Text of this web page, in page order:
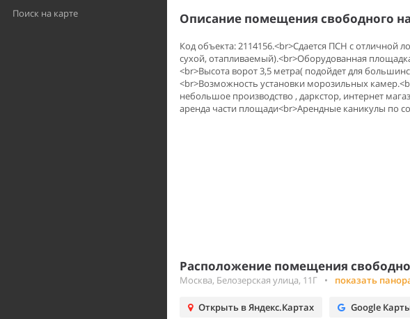
Поиск на карте Описание помещения свободного
Код объекта: 2114156.<br>Сдается ПСН с отличной
сухой, отапливаемый).<br>Оборудованная
<br>Высота ворот 3,5 метра( подойдет для
<br>Возможность установки морозильных
небольшое производство , даркстор, интернет
аренда части площади<br>Арендные каникулы по
Расположение помещения
Москва, Белозерская улица, 11Г • показать
Открыть в Яндекс.Картах Google